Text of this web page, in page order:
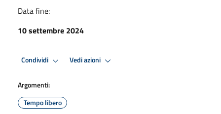
Data fine:
10 settembre 2024
Condividi Vedi azioni
Argomenti:
Tempo libero